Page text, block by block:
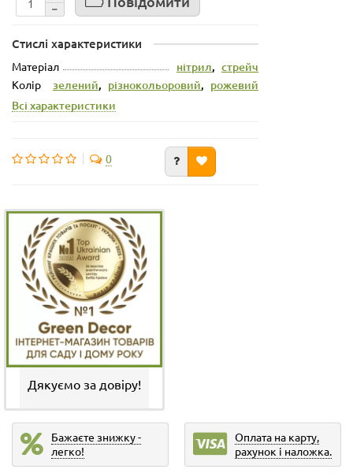
Стислі характеристики
Матеріал нітрил, стрейч
Колір зелений, різнокольоровий, рожевий
Всі характеристики
0
Дякуємо за довіру!
Бажаєте знижку -
легко!
Оплата на карту,
рахунок і наложка.